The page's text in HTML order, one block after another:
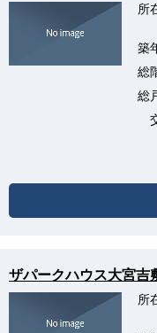
所
築
総
総
ザパークハウス大宮吉
所